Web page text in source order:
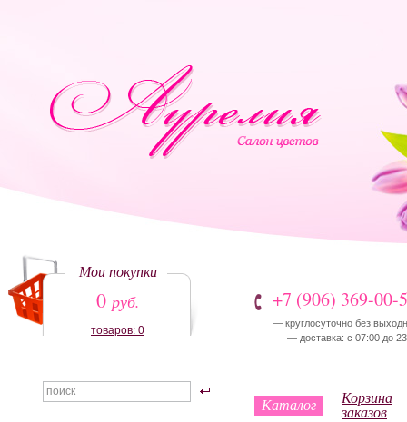
Мои покупки
0 руб.
товаров: 0
+7 (906) 369-00-
— круглосуточно без
— доставка: с 07:00 до
Каталог Корзина
заказов